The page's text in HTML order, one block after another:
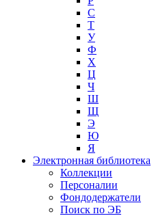
С
Т
У
Ф
Х
Ц
Ч
Ш
Щ
Э
Ю
Я
Электронная библиотека
Коллекции
Персоналии
Фондодержатели
Поиск по ЭБ